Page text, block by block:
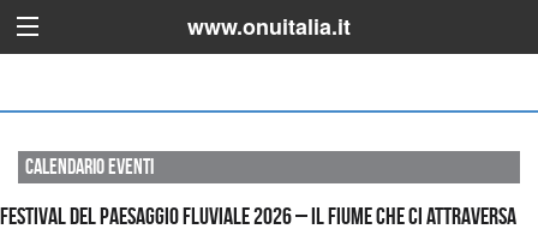
www.onuitalia.it
Calendario Eventi
Festival del Paesaggio Fluviale 2026 – Il Fiume che ci attraversa